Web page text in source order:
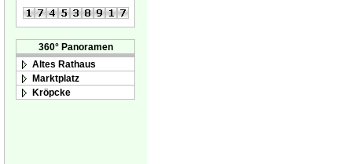
360° Panoramen
Altes Rathaus
Marktplatz
Kröpcke